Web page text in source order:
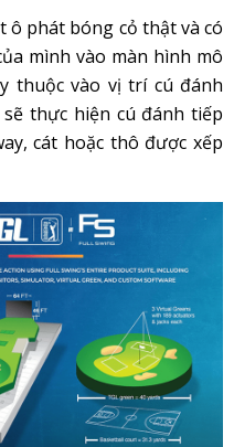
phát bóng cỏ thật và có
mình vào màn hình mô
thuộc vào vị trí cú đánh
thực hiện cú đánh tiếp
cát hoặc thô được xếp